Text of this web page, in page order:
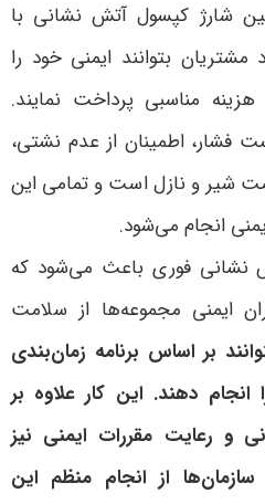
شارژ کپسول آتش نشانی با
بتوانند ایمنی خود را
مناسبی پرداخت نمایند.
فشار، اطمینان از عدم نشتی،
شیر و نازل است و تمامی این
انجام می‌شود.
نشانی فوری باعث می‌شود که
ایمنی مجموعه‌ها از سلامت
بر اساس برنامه زمان‌بندی
دهند. این کار علاوه بر
و رعایت مقررات ایمنی نیز
از انجام منظم این